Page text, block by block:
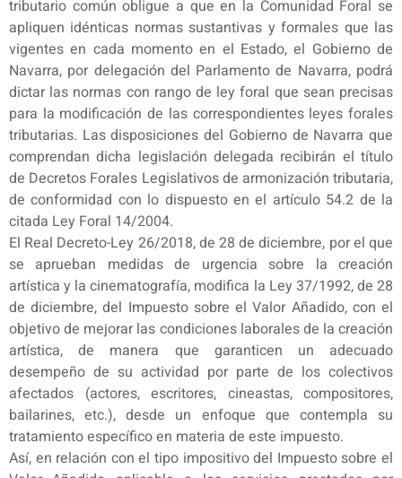
tributario común obligue a que en la Comunidad Foral se
apliquen idénticas normas sustantivas y formales que las
vigentes en cada momento en el Estado, el Gobierno de
Navarra, por delegación del Parlamento de Navarra, podrá
dictar las normas con rango de ley foral que sean precisas
para la modificación de las correspondientes leyes forales
tributarias. Las disposiciones del Gobierno de Navarra que
comprendan dicha legislación delegada recibirán el título
de Decretos Forales Legislativos de armonización tributaria,
de conformidad con lo dispuesto en el artículo 54.2 de la
citada Ley Foral 14/2004.
El Real Decreto-Ley 26/2018, de 28 de diciembre, por el que
se aprueban medidas de urgencia sobre la creación
artística y la cinematografía, modifica la Ley 37/1992, de 28
de diciembre, del Impuesto sobre el Valor Añadido, con el
objetivo de mejorar las condiciones laborales de la creación
artística, de manera que garanticen un adecuado
desempeño de su actividad por parte de los colectivos
afectados (actores, escritores, cineastas, compositores,
bailarines, etc.), desde un enfoque que contempla su
tratamiento específico en materia de este impuesto.
Así, en relación con el tipo impositivo del Impuesto sobre el